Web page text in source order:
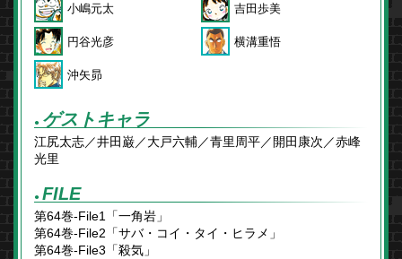
● FILE
第64巻-File1「一角岩」
第64巻-File2「サバ・コイ・タイ・ヒラメ」
第64巻-File3「殺気」
小嶋元太 吉田歩美
円谷光彦 横溝重悟
沖矢昴
● ゲストキャラ
江尻太志／井田巌／大戸六輔／青里周平／開田康次／赤峰
光里